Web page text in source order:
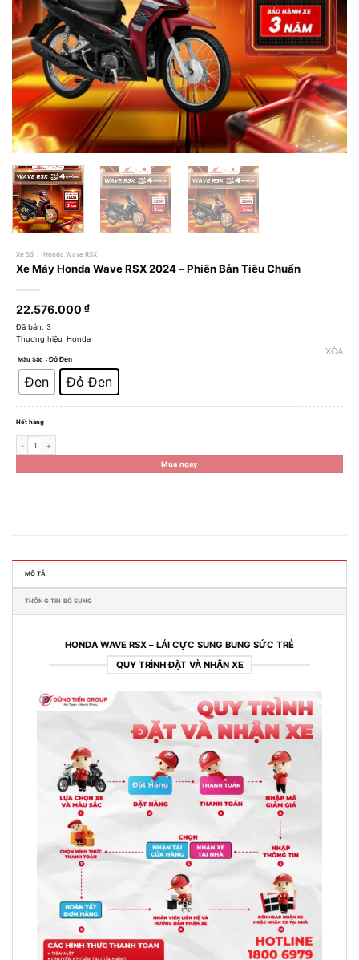
Xe Số / Honda Wave RSX
Xe Máy Honda Wave RSX 2024 – Phiên Bản Tiêu Chuẩn
22.576.000 ₫
Đã bán: 3
Thương hiệu: Honda
Màu Sắc : Đỏ Đen
Đen Đỏ Đen
XÓA
Hết hàng
Mua ngay
MÔ TẢ
THÔNG TIN BỔ SUNG
HONDA WAVE RSX – LÁI CỰC SUNG BUNG SỨC TRẺ
QUY TRÌNH ĐẶT VÀ NHẬN XE